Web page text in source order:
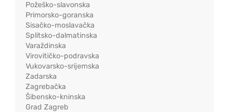
Požeško-slavonska
Primorsko-goranska
Sisačko-moslavačka
Splitsko-dalmatinska
Varaždinska
Virovitičko-podravska
Vukovarsko-srijemska
Zadarska
Zagrebačka
Šibensko-kninska
Grad Zagreb